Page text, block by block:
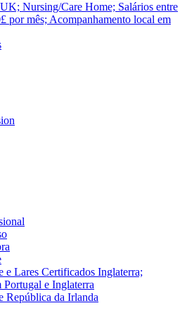
Nursing/Care Home; Salários entre
por mês; Acompanhamento local em
e Lares Certificados Inglaterra;
Portugal e Inglaterra
República da Irlanda